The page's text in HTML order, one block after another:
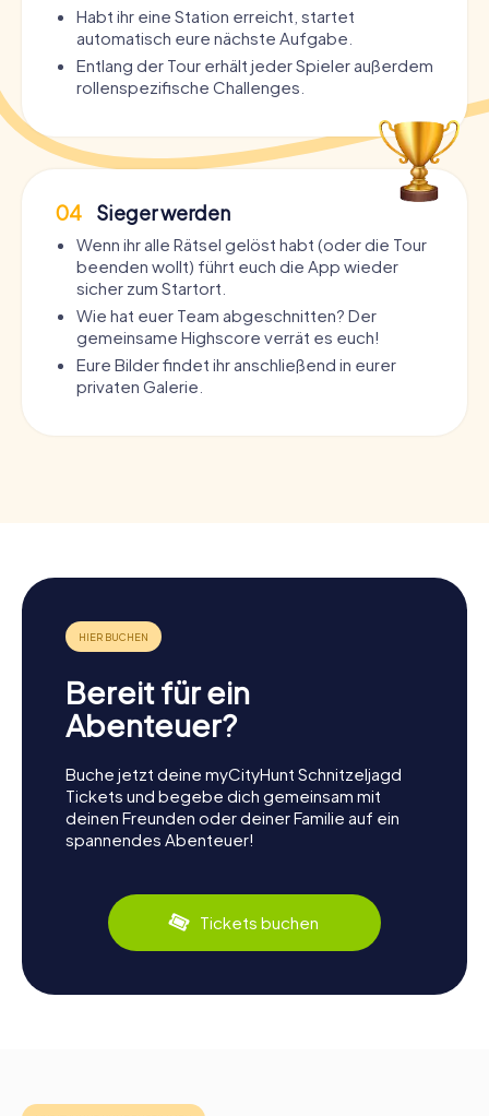
Habt ihr eine Station erreicht, startet
automatisch eure nächste Aufgabe.
Entlang der Tour erhält jeder Spieler außerdem
rollenspezifische Challenges.
04 Sieger werden
Wenn ihr alle Rätsel gelöst habt (oder die Tour
beenden wollt) führt euch die App wieder
sicher zum Startort.
Wie hat euer Team abgeschnitten? Der
gemeinsame Highscore verrät es euch!
Eure Bilder findet ihr anschließend in eurer
privaten Galerie.
Bereit für ein
Abenteuer?
Buche jetzt deine myCityHunt Schnitzeljagd
Tickets und begebe dich gemeinsam mit
deinen Freunden oder deiner Familie auf ein
spannendes Abenteuer!
Tickets buchen